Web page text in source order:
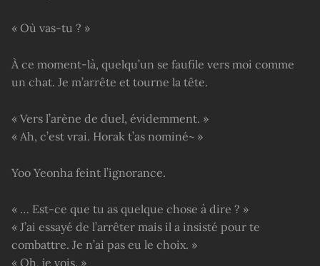
« Où vas-tu ? »
À ce moment-là, quelqu’un se faufile vers moi comme
un chat. Je m’arrête et tourne la tête.
« Vers l’arène de duel, évidemment. »
« Ah, c’est vrai. Horak t’as nominé~ »
Yoo Yeonha feint l’ignorance.
« … Est-ce que tu as quelque chose à dire ? »
« J’ai essayé de l’arrêter mais il a insisté pour te
combattre. Je n’ai pas eu le choix. »
« Oh, je vois. »